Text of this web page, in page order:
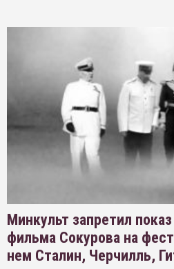
Минкульт запретил
фильма Сокурова на
нем Сталин, Черчилль,